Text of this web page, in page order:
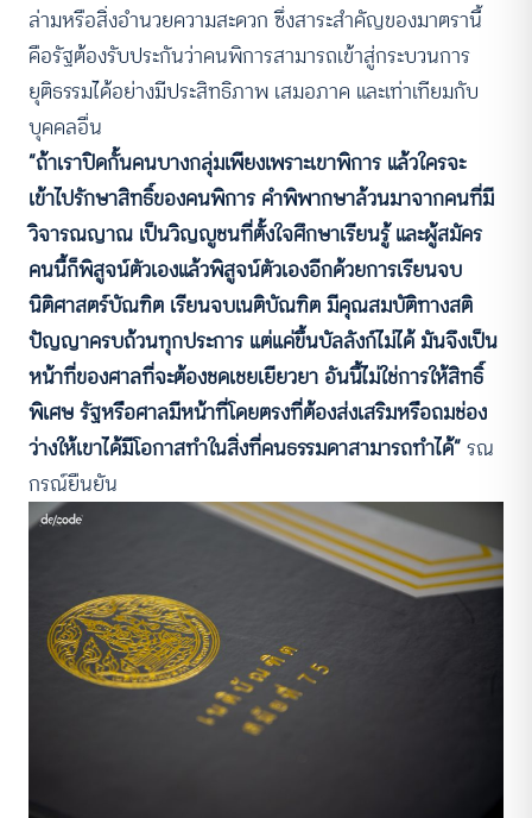
ล่ามหรือสิ่งอำนวยความสะดวก ซึ่งสาระสำคัญของมาตรานี้
คือรัฐต้องรับประกันว่าคนพิการสามารถเข้าสู่กระบวนการ
ยุติธรรมได้อย่างมีประสิทธิภาพ เสมอภาค และเท่าเทียมกับ
บุคคลอื่น
“ถ้าเราปิดกั้นคนบางกลุ่มเพียงเพราะเขาพิการ แล้วใครจะ
เข้าไปรักษาสิทธิ์ของคนพิการ คำพิพากษาล้วนมาจากคนที่มี
วิจารณญาณ เป็นวิญญูชนที่ตั้งใจศึกษาเรียนรู้ และผู้สมัคร
คนนี้ก็พิสูจน์ตัวเองแล้วพิสูจน์ตัวเองอีกด้วยการเรียนจบ
นิติศาสตร์บัณฑิต เรียนจบเนติบัณฑิต มีคุณสมบัติทางสติ
ปัญญาครบถ้วนทุกประการ แต่แค่ขึ้นบัลลังก์ไม่ได้ มันจึงเป็น
หน้าที่ของศาลที่จะต้องชดเชยเยียวยา อันนี้ไม่ใช่การให้สิทธิ์
พิเศษ รัฐหรือศาลมีหน้าที่โดยตรงที่ต้องส่งเสริมหรือถมช่อง
ว่างให้เขาได้มีโอกาสทำในสิ่งที่คนธรรมดาสามารถทำได้”รณ
กรณ์ยืนยัน